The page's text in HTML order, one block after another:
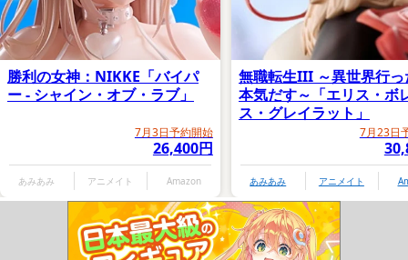
勝利の女神：NIKKE「バイパ
ー - シャイン・オブ・ラブ」
7月3日予約開始
26,400円
あみあみ アニメイト Amazon
無職転生III ～異世界行っ
本気だす～「エリス・ボ
ス・グレイラット」
7月23日
あみあみ アニメイト